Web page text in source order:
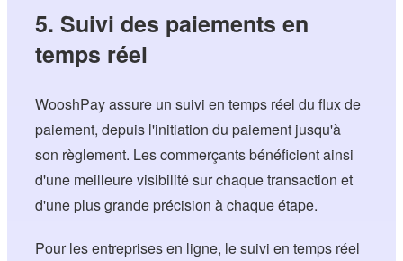
5. Suivi des paiements en
temps réel
WooshPay assure un suivi en temps réel du flux de
paiement, depuis l'initiation du paiement jusqu'à
son règlement. Les commerçants bénéficient ainsi
d'une meilleure visibilité sur chaque transaction et
d'une plus grande précision à chaque étape.
Pour les entreprises en ligne, le suivi en temps réel